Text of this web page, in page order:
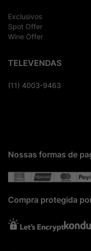
Exclusivos
Spot Offer
Wine Offer
TELEVENDAS
(11) 4003-9463
Nossas formas de
Compra protegida